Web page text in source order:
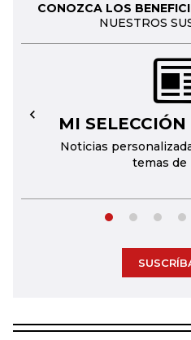
CONOZCA LOS
NUESTROS
MI
Noticias
temas de
←